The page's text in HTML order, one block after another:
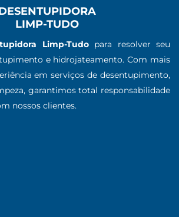
LIMP-TUDO
Limp-Tudopara resolver seu
e hidrojateamento. Com mais
em serviços de desentupimento,
garantimos total responsabilidade
nossos clientes.